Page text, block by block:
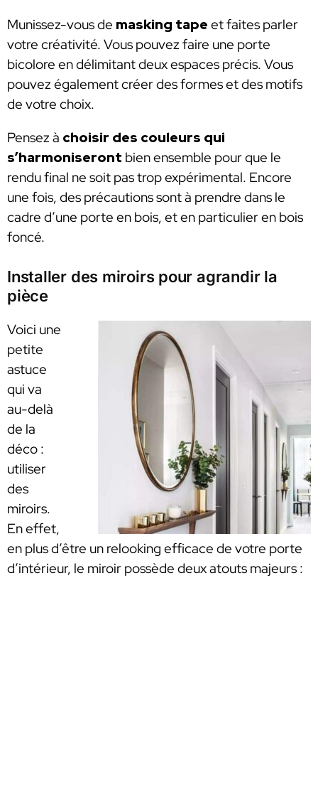
Munissez-vous de masking tape et faites parler
votre créativité. Vous pouvez faire une porte
bicolore en délimitant deux espaces précis. Vous
pouvez également créer des formes et des motifs
de votre choix.
Pensez à choisir des couleurs qui
s’harmoniseront bien ensemble pour que le
rendu final ne soit pas trop expérimental. Encore
une fois, des précautions sont à prendre dans le
cadre d’une porte en bois, et en particulier en bois
foncé.
Installer des miroirs pour agrandir la
pièce
Voici une
petite
astuce
qui va
au-delà
de la
déco :
utiliser
des
miroirs.
En effet,
en plus d’être un relooking efficace de votre porte
d’intérieur, le miroir possède deux atouts majeurs :